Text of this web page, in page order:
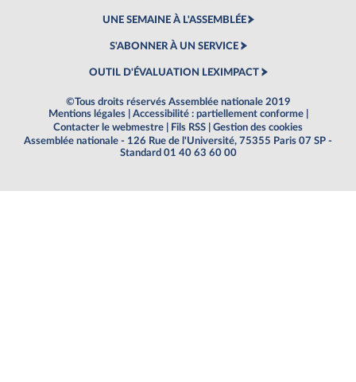
UNE SEMAINE À L'ASSEMBLÉE
S'ABONNER À UN SERVICE
OUTIL D'ÉVALUATION LEXIMPACT
©Tous droits réservés Assemblée nationale 2019
Mentions légales
Accessibilité : partiellement conforme
Contacter le webmestre
Fils RSS
Gestion des cookies
Assemblée nationale - 126 Rue de l'Université, 75355 Paris 07 SP -
Standard 01 40 63 60 00